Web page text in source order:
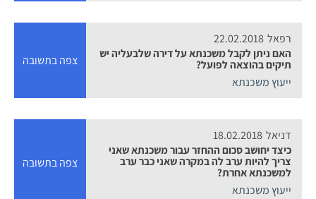
רפאל 22.02.2018
האם ניתן לקבל משכנתא על דירה שלבעליה יש
תיקים בהוצאה לפועל?
ייעוץ משכנתא
צפה בתשובה
דניאל 18.02.2018
כיצד יחושב סכום ההחזר עבור משכנתא שאני
צריך להיות ערב לה במקרה שאני כבר ערב
למשכנתא אחרת?
ייעוץ משכנתא
צפה בתשובה